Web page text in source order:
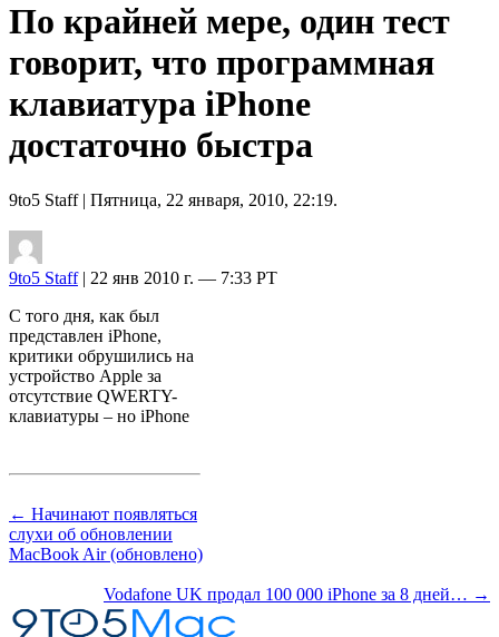
По крайней мере, один тест
говорит, что программная
клавиатура iPhone
достаточно быстра
9to5 Staff| Пятница, 22 января, 2010, 22:19.
9to5 Staff| 22 янв 2010 г. — 7:33 PT
С того дня, как был
представлен iPhone,
критики обрушились на
устройство Apple за
отсутствие QWERTY-
клавиатуры – но iPhone
← Начинают появляться
слухи об обновлении
MacBook Air (обновлено)
Vodafone UK продал 100 000 iPhone за 8 дней… →